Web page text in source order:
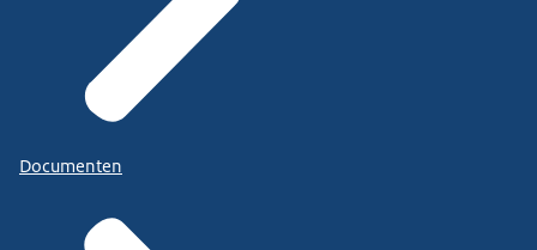
Documenten